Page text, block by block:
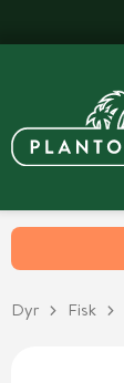
Dyr Fisk